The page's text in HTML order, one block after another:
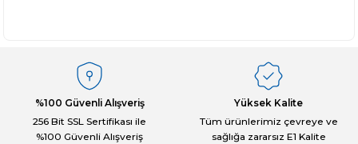
%100 Güvenli Alışveriş
256 Bit SSL Sertifikası ile
%100 Güvenli Alışveriş
Yüksek Kalite
Tüm ürünlerimiz çevreye ve
sağlığa zararsız E1 Kalite